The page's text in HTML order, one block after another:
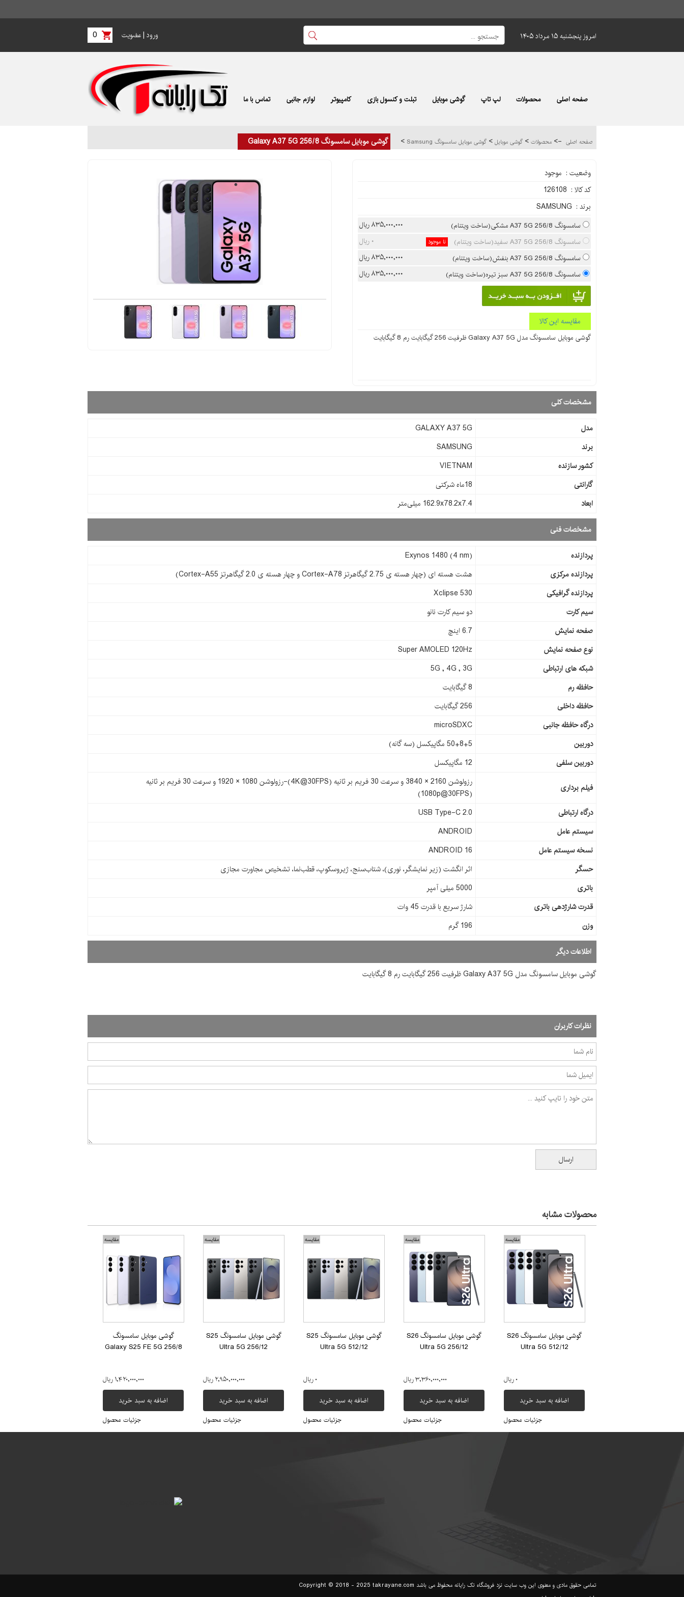
امروز پنجشنبه ۱۵ مرداد ۱۴۰۵ 0 ورود |عضویت
صفحه اصلی محصولات لپ تاپ گوشی موبایل تبلت و کنسول بازی کامپیوتر لوازم جانبی تماس با ما
صفحه اصلی -> محصولات > گوشی موبایل > گوشی موبایل سامسونگ Samsung > گوشی موبایل سامسونگ Galaxy A37 5G 256/8
وضعیت : موجود
کد کالا : 126108
برند : SAMSUNG
۸۳۵,۰۰۰,۰۰۰ ریال
سامسونگ A37 5G 256/8 مشکی(ساخت ویتنام)
۰ ریال
سامسونگ A37 5G 256/8 سفید(ساخت ویتنام) نا موجود
۸۳۵,۰۰۰,۰۰۰ ریال
سامسونگ A37 5G 256/8 بنفش(ساخت ویتنام)
۸۳۵,۰۰۰,۰۰۰ ریال
سامسونگ A37 5G 256/8 سبز تیره(ساخت ویتنام)
مقایسه این کالا
گوشی موبايل سامسونگ مدل Galaxy A37 5G ظرفیت 256 گیگابایت رم 8 گیگابایت
مشخصات کلی
مدل
GALAXY A37 5G
برند
SAMSUNG
کشور سازنده
VIETNAM
گارانتی
18ماه شرکتی
ابعاد
162.9x78.2x7.4 میلی‌متر
مشخصات فنی
پردازنده
Exynos 1480 (4 nm)
پردازنده مرکزی
هشت هسته ای (چهار هسته ی 2.75 گیگاهرتز Cortex-A78 و چهار هسته ی 2.0 گیگاهرتز Cortex-A55)
پردازنده گرافیکی
Xclipse 530
سیم کارت
دو سیم کارت نانو
صفحه نمایش
6.7 اینچ
نوع صفحه نمایش
Super AMOLED 120Hz
شبکه های ارتباطی
5G , 4G , 3G
حافظه رم
8 گیگابایت
حافظه داخلی
256 گیگابایت
درگاه حافظه جانبی
microSDXC
دوربین
50+8+5 مگاپیکسل (سه گانه)
دوربین سلفی
12 مگاپیکسل
فیلم برداری
رزولوشن 2160 × 3840 و سرعت 30 فریم بر ثانیه (4K@30FPS)-رزولوشن 1080 × 1920 و سرعت 30 فریم بر ثانیه
(1080p@30FPS)
درگاه ارتباطی
USB Type-C 2.0
سیستم عامل
ANDROID
نسخه سیستم عامل
ANDROID 16
حسگر
اثر انگشت (زیر نمایشگر، نوری)، شتاب‌سنج، ژیروسکوپ، قطب‌نما، تشخیص مجاورت مجازی
باتری
5000 میلی آمپر
قدرت شارژدهی باتری
شارژ سریع با قدرت 45 وات
وزن
196 گرم
اطلاعات دیگر
گوشی موبايل سامسونگ مدل Galaxy A37 5G ظرفیت 256 گیگابایت رم 8 گیگابایت
نظرات کاربران
محصولات مشابه
مقایسه
گوشی موبایل سامسونگ S26
Ultra 5G 512/12
۰ ریال
اضافه به سبد خرید
جزئیات محصول
مقایسه
گوشی موبایل سامسونگ S26
Ultra 5G 256/12
۳,۳۶۰,۰۰۰,۰۰۰ ریال
اضافه به سبد خرید
جزئیات محصول
مقایسه
گوشی موبایل سامسونگ S25
Ultra 5G 512/12
۰ ریال
اضافه به سبد خرید
جزئیات محصول
مقایسه
گوشی موبایل سامسونگ S25
Ultra 5G 256/12
۲,۹۵۰,۰۰۰,۰۰۰ ریال
اضافه به سبد خرید
جزئیات محصول
مقایسه
گوشی موبایل سامسونگ
Galaxy S25 FE 5G 256/8
۱,۴۲۰,۰۰۰,۰۰۰ ریال
اضافه به سبد خرید
جزئیات محصول
تمامی حقوق مادی و معنوی این وب سایت نزد فروشگاه تک رایانه محفوظ می باشد Copyright © 2018 - 2025 takrayane.com